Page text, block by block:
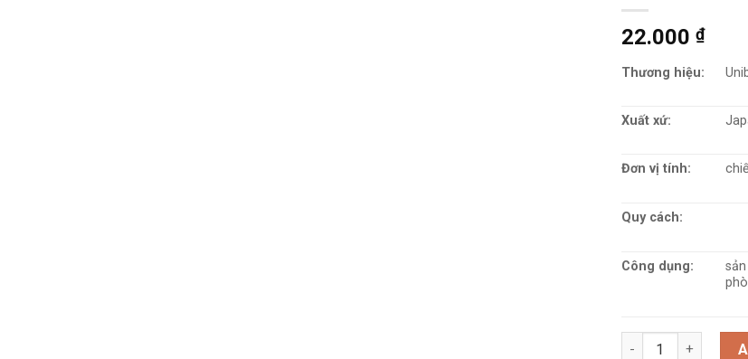
22.000 ₫
Thương hiệu:
Xuất xứ:
Đơn vị tính:
Quy cách:
Công dụng:
Bút Nhật Uni